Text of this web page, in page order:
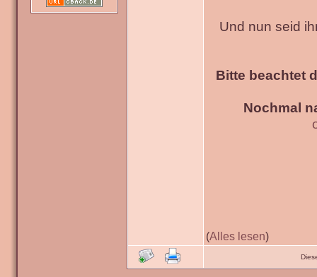
Und nun seid
Bitte beachtet
Nochmal
(Alles lesen)